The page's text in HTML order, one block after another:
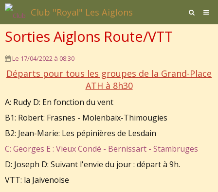
Club "Royal" Les Aiglons
Page d'accueil
Agenda
Contact / Formulaires
Sorties Aiglons Route/VTT
Le 17/04/2022 à 08:30
Départs pour tous les groupes de la Grand-Place
ATH à 8h30
A: Rudy D: En fonction du vent
B1: Robert: Frasnes - Molenbaix-Thimougies
B2: Jean-Marie: Les pépinières de Lesdain
C: Georges E : Vieux Condé - Bernissart - Stambruges
D: Joseph D: Suivant l'envie du jour : départ à 9h.
VTT: la Jaivenoise